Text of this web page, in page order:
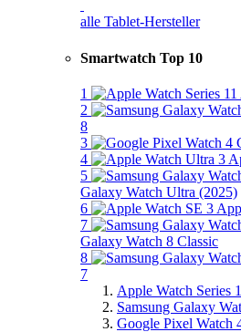
alle Tablet-Hersteller
Smartwatch Top 10
1
2
8
3
4
5
Galaxy Watch Ultra (2025)
6
7
Galaxy Watch 8 Classic
8
7
Apple Watch Series
Samsung Galaxy
Google Pixel Watch